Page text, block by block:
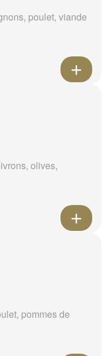
poulet, viande
olives,
pommes de